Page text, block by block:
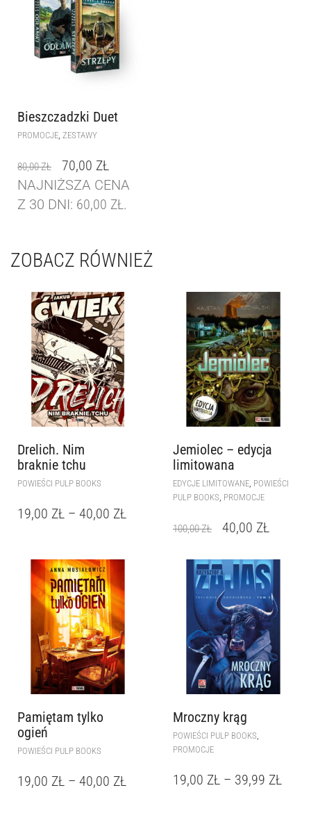
Bieszczadzki Duet
PROMOCJE ZESTAWY
80,00ZŁ 70,00 ZŁ
NAJNIŻSZA CENA
Z 30 DNI: 60,00 ZŁ.
ZOBACZ RÓWNIEŻ
Drelich. Nim
braknie tchu
POWIEŚCI PULP BOOKS
19,00 ZŁ – 40,00 ZŁ
Jemiolec – edycja
limitowana
EDYCJE LIMITOWANE POWIEŚCI
PULP BOOKS PROMOCJE
100,00ZŁ 40,00 ZŁ
Pamiętam tylko
ogień
POWIEŚCI PULP BOOKS
19,00 ZŁ – 40,00 ZŁ
Mroczny krąg
POWIEŚCI PULP BOOKS
PROMOCJE
19,00 ZŁ – 39,99 ZŁ